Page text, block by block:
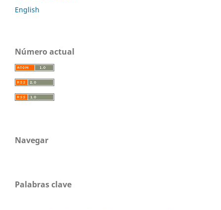
English
Número actual
Navegar
Palabras clave